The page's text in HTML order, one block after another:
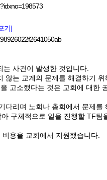
기]
는 사건이 발생한 것입니다
않는 교계의 문제를 해결하기
고소했다는 것은 교회에 대한
다리며 노회나 총회에서 문제
구체적으로 일을 진행할 TF팀
용을 교회에서 지원했습니다